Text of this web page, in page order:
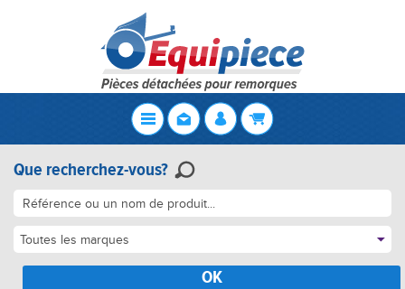
Que recherchez-vous?
Toutes les marques
OK